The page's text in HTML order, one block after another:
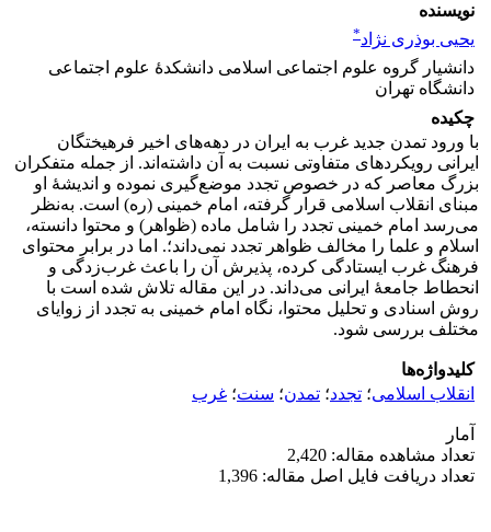
نویسنده
یحیی بوذری نژاد*
دانشیار گروه علوم اجتماعی اسلامی دانشکدۀ علوم اجتماعی
دانشگاه تهران
چکیده
با ورود تمدن جدید غرب به ایران در دهه‌های اخیر فرهیختگان
ایرانی رویکردهای متفاوتی نسبت به آن داشته‌اند. از جمله متفکران
بزرگ معاصر که در خصوص تجدد موضع‌گیری نموده و اندیشۀ او
مبنای انقلاب اسلامی قرار گرفته، امام خمینی (ره) است. به‌نظر
می‌رسد امام خمینی تجدد را شامل ماده (ظواهر) و محتوا دانسته،
اسلام و علما را مخالف ظواهر تجدد نمی‌داند؛. اما در برابر محتوای
فرهنگ غرب ایستادگی کرده، پذیرش آن‌ را باعث غرب‌زدگی و
انحطاط جامعۀ ایرانی می‌داند. در این مقاله تلاش شده است با
روش اسنادی و تحلیل محتوا، نگاه امام خمینی به تجدد از زوایای
مختلف بررسی شود.
کلیدواژه‌ها
انقلاب اسلامی؛ تجدد؛ تمدن؛ سنت؛ غرب
آمار
تعداد مشاهده مقاله: 2,420
تعداد دریافت فایل اصل مقاله: 1,396